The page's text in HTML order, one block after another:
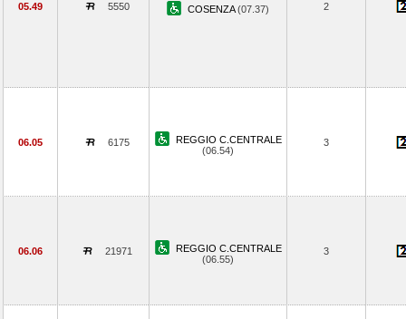
05.49 5550 COSENZA(07.37) 2
06.05 6175
REGGIO C.CENTRALE
(06.54)
3
06.06 21971
REGGIO C.CENTRALE
(06.55)
3